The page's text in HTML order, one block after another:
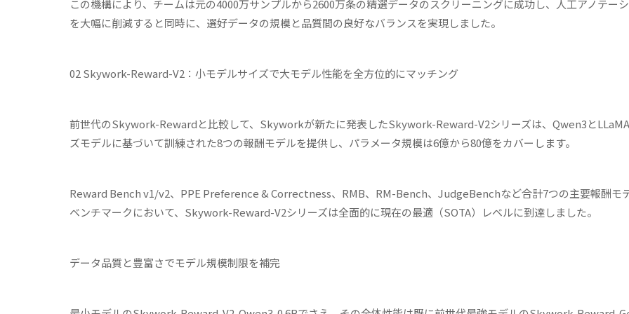
この機構により、チームは元の4000万サンプルから2600万条の精選データのスクリーニングに成功し、人工アノテー
を大幅に削減すると同時に、選好データの規模と品質間の良好なバランスを実現しました。
02 Skywork-Reward-V2 ：小モデルサイズで大モデル性能を全方位的にマッチング
前世代のSkywork-Rewardと比較して、Skyworkが新たに発表したSkywork-Reward-V2シリーズは、Qwen3と
ズモデルに基づいて訓練された8つの報酬モデルを提供し、パラメータ規模は6億から80億をカバーします。
Reward Bench v1/v2、PPE Preference & Correctness、RMB、RM-Bench、JudgeBenchなど合計7つの主要報酬モ
ベンチマークにおいて、Skywork-Reward-V2シリーズは全面的に現在の最適（SOTA）レベルに到達しました。
データ品質と豊富さでモデル規模制限を補完